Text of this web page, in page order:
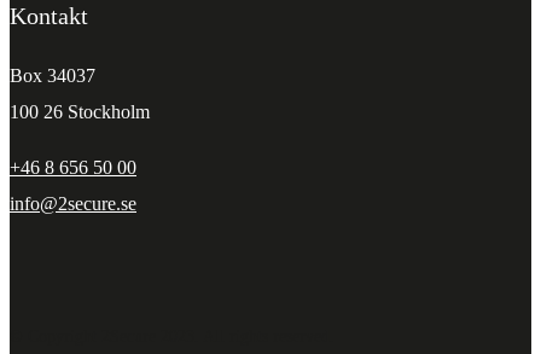
Kontakt
Box 34037
100 26 Stockholm
+46 8 656 50 00
info@2secure.se